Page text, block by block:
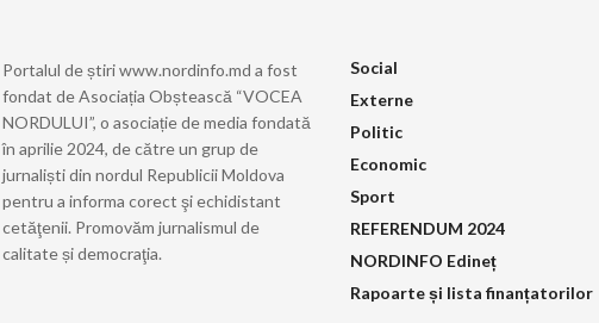
Portalul de știri www.nordinfo.md a fost
fondat de Asociația Obștească “VOCEA
NORDULUI”, o asociație de media fondată
în aprilie 2024, de către un grup de
jurnaliști din nordul Republicii Moldova
pentru a informa corect şi echidistant
cetăţenii. Promovăm jurnalismul de
calitate și democraţia.
Social
Externe
Politic
Economic
Sport
REFERENDUM 2024
NORDINFO Edineț
Rapoarte și lista finanțatorilor